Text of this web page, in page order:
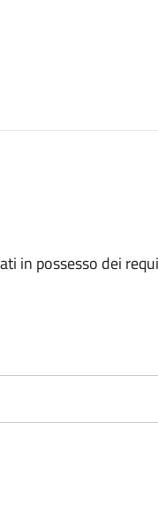
in possesso dei